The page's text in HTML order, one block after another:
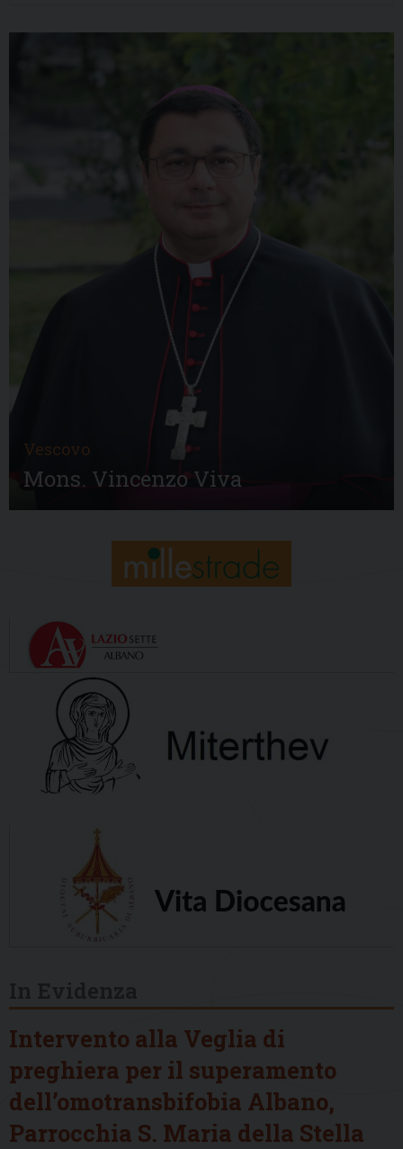
Vescovo
Mons. Vincenzo Viva
Intervento alla Veglia di
preghiera per il superamento
dell’omotransbifobia Albano,
Parrocchia S. Maria della Stella